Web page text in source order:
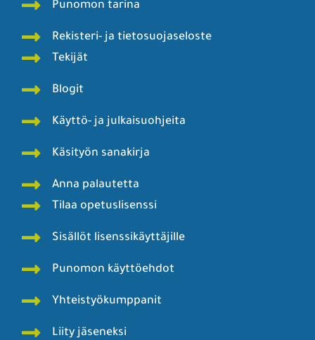
Punomon tarina
Rekisteri- ja tietosuojaseloste
Tekijät
Blogit
Käyttö- ja julkaisuohjeita
Käsityön sanakirja
Anna palautetta
Tilaa opetuslisenssi
Sisällöt lisenssikäyttäjille
Punomon käyttöehdot
Yhteistyökumppanit
Liity jäseneksi